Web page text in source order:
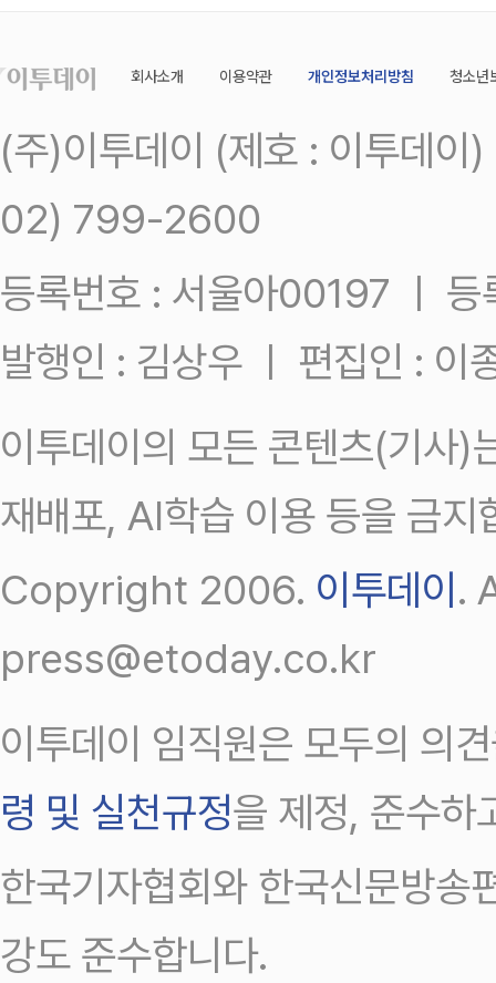
회사소개 이용약관 개인정보처리방침 청소년
(주)이투데이 (제호 : 이투데
02) 799-2600
등록번호 : 서울아00197 ㅣ
발행인 : 김상우 ㅣ 편집인 : 이
이투데이의 모든 콘텐츠(기사)
재배포, AI학습 이용 등을 금지
Copyright 2006. 이투데이.
press@etoday.co.kr
이투데이 임직원은 모두의 의
령 및 실천규정을 제정, 준수하
한국기자협회와 한국신문방송
강도 준수합니다.